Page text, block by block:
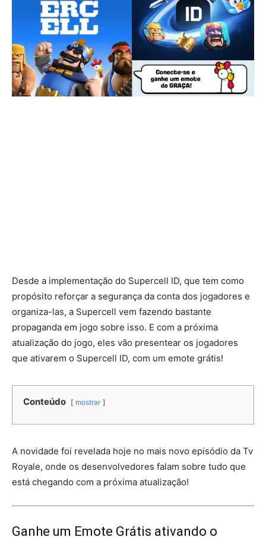
Desde a implementação do Supercell ID, que tem como
propósito reforçar a segurança da conta dos jogadores e
organiza-las, a Supercell vem fazendo bastante
propaganda em jogo sobre isso. E com a próxima
atualização do jogo, eles vão presentear os jogadores
que ativarem o Supercell ID, com um emote grátis!
Conteúdo mostrar
A novidade foi revelada hoje no mais novo episódio da Tv
Royale, onde os desenvolvedores falam sobre tudo que
está chegando com a próxima atualização!
Ganhe um Emote Grátis ativando o